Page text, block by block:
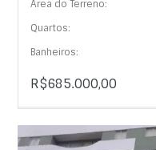
Área do Terreno:
Quartos:
Banheiros:
R$685.000,00